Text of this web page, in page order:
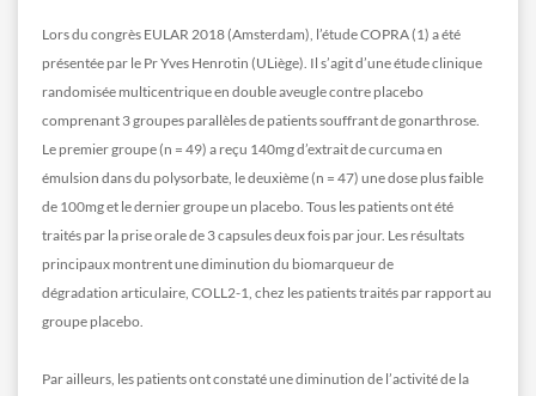
Lors du congrès EULAR 2018 (Amsterdam), l’étude COPRA (1) a été
présentée par le Pr Yves Henrotin (ULiège). Il s’agit d’une étude clinique
randomisée multicentrique en double aveugle contre placebo
comprenant 3 groupes parallèles de patients souffrant de gonarthrose.
Le premier groupe (n = 49) a reçu 140mg d’extrait de curcuma en
émulsion dans du polysorbate, le deuxième (n = 47) une dose plus faible
de 100mg et le dernier groupe un placebo. Tous les patients ont été
traités par la prise orale de 3 capsules deux fois par jour. Les résultats
principaux montrent une diminution du biomarqueur de
dégradation articulaire, COLL2-1, chez les patients traités par rapport au
groupe placebo.
Par ailleurs, les patients ont constaté une diminution de l’activité de la